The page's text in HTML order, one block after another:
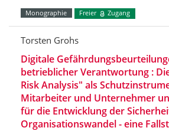
Monographie Freier Zugang
Torsten Grohs
Digitale
betrieblicher Verantwortung :
Risk Analysis" als
Mitarbeiter und Unternehmer
für die Entwicklung der
Organisationswandel - eine